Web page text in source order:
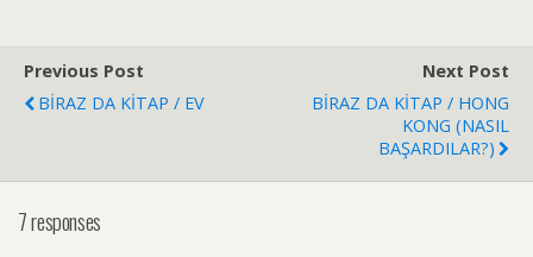
Previous Post
BİRAZ DA KİTAP / EV
Next Post
BİRAZ DA KİTAP / HONG
KONG (NASIL
BAŞARDILAR?)
7 responses